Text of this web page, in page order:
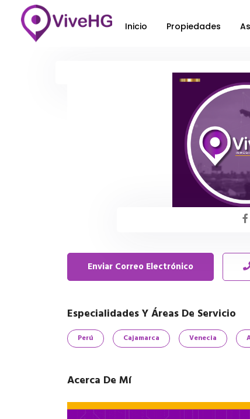
Inicio Propiedades
Enviar Correo Electrónico
Especialidades Y Áreas De Servicio
Perú Cajamarca Venecia
Acerca De Mí